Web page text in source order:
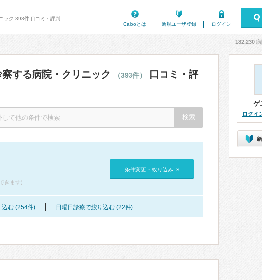
ック 393件 口コミ・評判
Calooとは
新規ユーザ登録 ログイン
182,230病
する病院・クリニック （393件）
口コミ・評
きます)
条件変更・絞り込み »
込む (254件) 日曜日診療で絞り込む (22件)
ゲ
ログイ